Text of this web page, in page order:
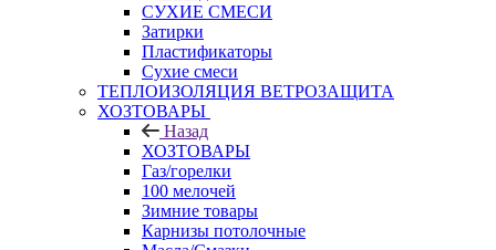
СУХИЕ СМЕСИ
Затирки
Пластификаторы
Сухие смеси
ТЕПЛОИЗОЛЯЦИЯ ВЕТРОЗАЩИТА
ХОЗТОВАРЫ
Назад
ХОЗТОВАРЫ
Газ/горелки
100 мелочей
Зимние товары
Карнизы потолочные